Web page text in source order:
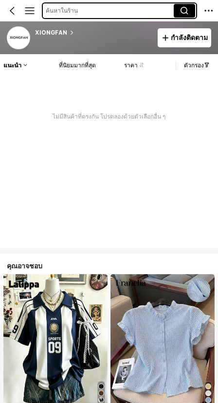
ค้นหาในร้าน
XIONGFAN
กำลังติดตาม
แนะนำ ที่นิยมมากที่สุด ราคา ตัวกรอง
ไม่มีสินค้าที่ตรงกัน โปรดลองด้วยตัวเลือกอื่น ๆ
คุณอาจชอบ